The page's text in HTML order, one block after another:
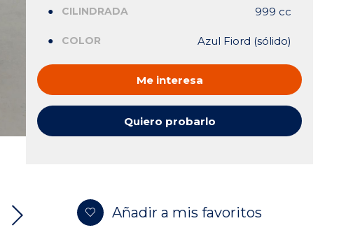
CILINDRADA 999 cc
COLOR Azul Fiord (sólido)
Me interesa
Quiero probarlo
Añadir a mis favoritos